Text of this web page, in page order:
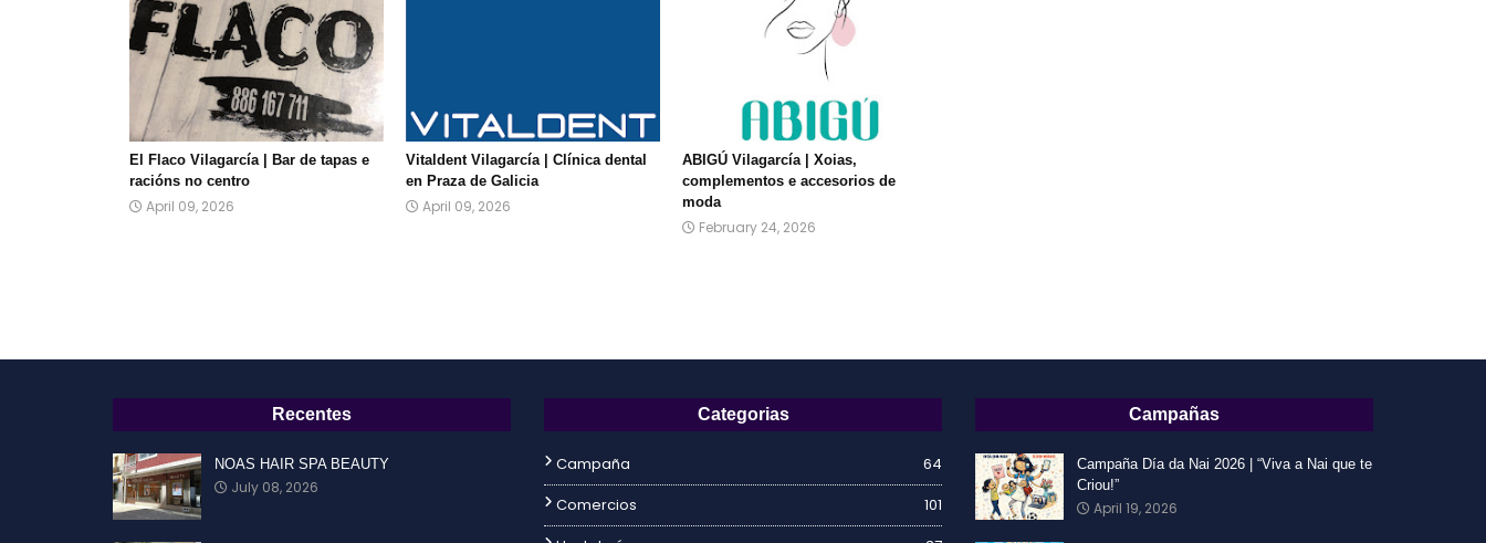
El Flaco Vilagarcía | Bar de tapas e
racións no centro
April 09, 2026
Vitaldent Vilagarcía | Clínica dental
en Praza de Galicia
April 09, 2026
ABIGÚ Vilagarcía | Xoias,
complementos e accesorios de
moda
February 24, 2026
Recentes
NOAS HAIR SPA BEAUTY
July 08, 2026
Categorias
Campaña
64
Comercios
101
Campañas
Campaña Día da Nai 2026 | “Viva a Nai que te
Criou!”
April 19, 2026